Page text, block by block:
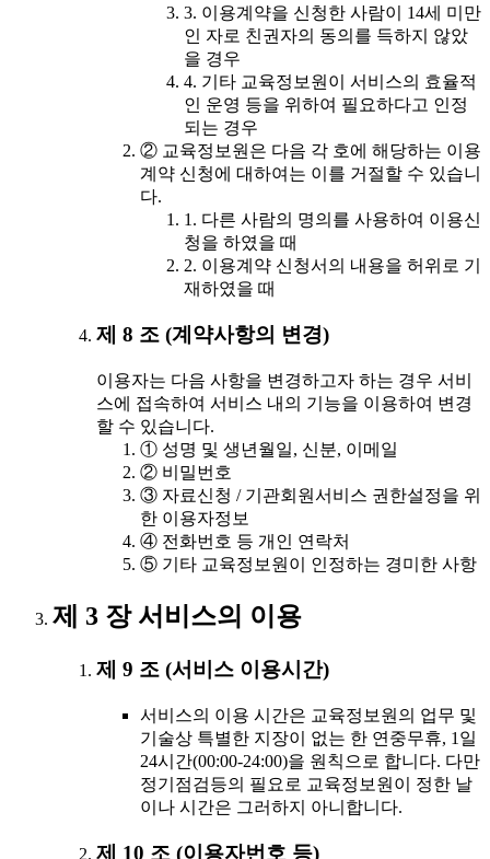
3. 이용계약을 신청한 사람이 14세 미만
인 자로 친권자의 동의를 득하지 않았
을 경우
4. 기타 교육정보원이 서비스의 효율적
인 운영 등을 위하여 필요하다고 인정
되는 경우
② 교육정보원은 다음 각 호에 해당하는 이용
계약 신청에 대하여는 이를 거절할 수 있습니
다.
1. 다른 사람의 명의를 사용하여 이용신
청을 하였을 때
2. 이용계약 신청서의 내용을 허위로 기
재하였을 때
제 8 조 (계약사항의 변경)
이용자는 다음 사항을 변경하고자 하는 경우 서비
스에 접속하여 서비스 내의 기능을 이용하여 변경
할 수 있습니다.
① 성명 및 생년월일, 신분, 이메일
② 비밀번호
③ 자료신청 / 기관회원서비스 권한설정을 위
한 이용자정보
④ 전화번호 등 개인 연락처
⑤ 기타 교육정보원이 인정하는 경미한 사항
제 3 장 서비스의 이용
제 9 조 (서비스 이용시간)
서비스의 이용 시간은 교육정보원의 업무 및
기술상 특별한 지장이 없는 한 연중무휴, 1일
24시간(00:00-24:00)을 원칙으로 합니다. 다만
정기점검등의 필요로 교육정보원이 정한 날
이나 시간은 그러하지 아니합니다.
제 10 조 (이용자번호 등)